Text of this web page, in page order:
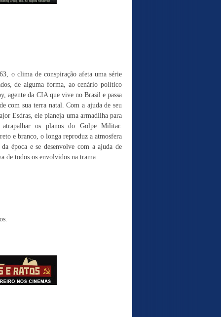
o clima de conspiração afeta uma série
de alguma forma, ao cenário político
agente da CIA que vive no Brasil e passa
com sua terra natal. Com a ajuda de seu
Esdras, ele planeja uma armadilha para
os planos do Golpe Militar.
e branco, o longa reproduz a atmosfera
época e se desenvolve com a ajuda de
de todos os envolvidos na trama.